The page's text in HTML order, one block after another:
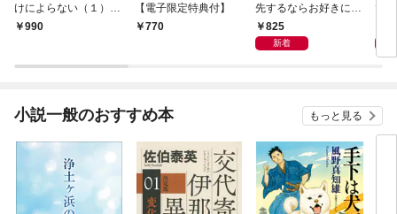
けによらない（１）
【電子限定特典付】
990
【電子限定特典付】
770
先するならお好きにど
うぞ（※ただし、私も
王子様を優先します
825
新着
で
で
小説一般のおすすめ本 もっと見る